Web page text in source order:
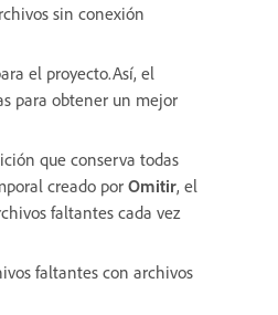
sin conexión
el proyecto.Así, el
para obtener un mejor
que conserva todas
creado por Omitir, el
faltantes cada vez
faltantes con archivos